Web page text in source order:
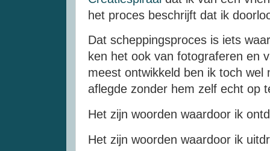
het proces beschrijft dat ik
Dat scheppingsproces is iets
ken het ook van fotograferen en
meest ontwikkeld ben ik toch wel
aflegde zonder hem zelf echt op
Het zijn woorden waardoor ik
Het zijn woorden waardoor ik